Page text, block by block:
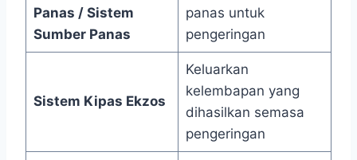
Panas / Sistem
Sumber Panas
panas untuk
pengeringan
Sistem Kipas Ekzos
Keluarkan
kelembapan yang
dihasilkan semasa
pengeringan